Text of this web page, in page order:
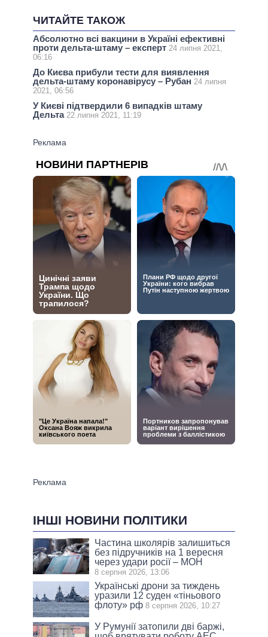
ЧИТАЙТЕ ТАКОЖ
Абсолютно всі вакцини в Україні ефективні
проти дельта-штаму – експерт 24 липня 2021,
06:16
До Києва прибули тести для виявлення
дельта-штаму коронавірусу – Рубан 24 липня
2021, 06:56
У Києві підтвердили 6 випадків штаму
Дельта 22 липня 2021, 11:19
ІНШІ НОВИНИ ПОЛІТИКИ
Частина школярів залишиться
без підручників на 1 вересня
через удари росії – МОН
8 серпня 2026, 13:06
Українські дрони за тиждень
уразили 12 суден «тіньового
флоту» рф 8 серпня 2026, 10:27
У Румунії затопили дві баржі,